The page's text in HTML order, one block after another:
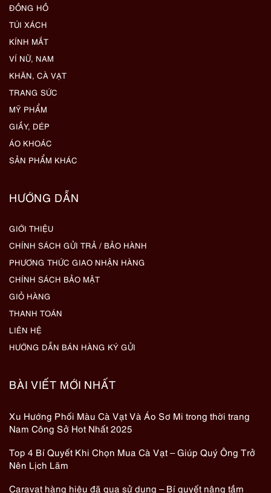
ĐỒNG HỒ
TÚI XÁCH
KÍNH MẮT
VÍ NỮ, NAM
KHĂN, CÀ VẠT
TRANG SỨC
MỸ PHẨM
GIẦY, DÉP
ÁO KHOÁC
SẢN PHẨM KHÁC
HƯỚNG DẪN
GIỚI THIỆU
CHÍNH SÁCH GỬI TRẢ / BẢO HÀNH
PHƯƠNG THỨC GIAO NHẬN HÀNG
CHÍNH SÁCH BẢO MẬT
GIỎ HÀNG
THANH TOÁN
LIÊN HỆ
HƯỚNG DẪN BÁN HÀNG KÝ GỬI
BÀI VIẾT MỚI NHẤT
Xu Hướng Phối Màu Cà Vạt Và Áo Sơ Mi trong thời trang
Nam Công Sở Hot Nhất 2025
Top 4 Bí Quyết Khi Chọn Mua Cà Vạt – Giúp Quý Ông Trở
Nên Lịch Lãm
Caravat hàng hiệu đã qua sử dụng – Bí quyết nâng tầm